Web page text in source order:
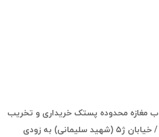
مغازه محدوده پستک خریداری و تخریب
شد / خیابان ژ۵ (شهید سلیمانی) به زودی